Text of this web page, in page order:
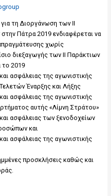
τη Διοργάνωση των ΙΙ
Πάτρα 2019 ενδιαφέρεται να
χωρίς
διεξαγωγής των ΙΙ Παράκτιων
2019
ασφάλειας της αγωνιστικής
Έναρξης και Λήξης
ασφάλειας της αγωνιστικής
αυτής «Λίμνη Στράτου»
ασφάλειας των ξενοδοχείων
και
ασφάλειας της αγωνιστικής
προσκλήσεις καθώς και